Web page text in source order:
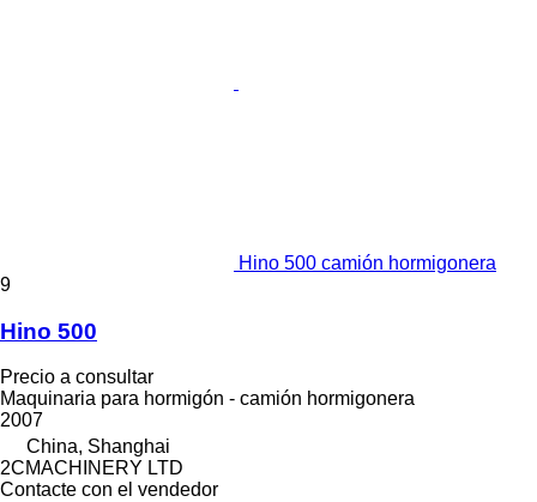
Hino 500 camión hormigonera
9
Hino 500
Precio a consultar
Maquinaria para hormigón - camión hormigonera
2007
China, Shanghai
2CMACHINERY LTD
Contacte con el vendedor